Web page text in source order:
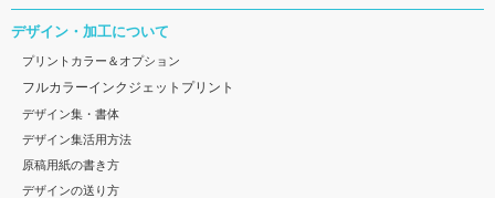
デザイン・加工について
プリントカラー＆オプション
フルカラーインクジェットプリント
デザイン集・書体
デザイン集活用方法
原稿用紙の書き方
デザインの送り方